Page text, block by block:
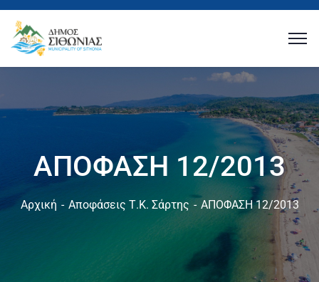
ΑΠΟΦΑΣΗ 12/2013
Αρχική Αποφάσεις Τ.Κ. Σάρτης ΑΠΟΦΑΣΗ 12/2013